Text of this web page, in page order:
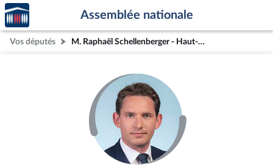
Aller au contenu
Aller en bas de la page
Accèder
à la
page
d'accueil
Assemblée nationale
Vos députés M. Raphaël Schellenberger - Haut-Rhin (4e circonscription)